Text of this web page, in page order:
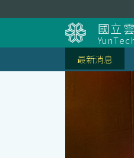
到
主
要
內
容
國立
最新消息